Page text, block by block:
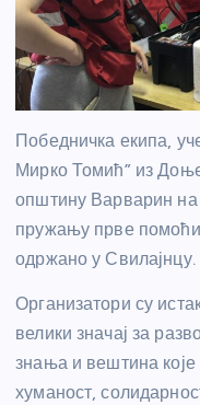
Победничка екипа,
Мирко Томић” из
општину Варварин
пружању прве
одржано у Свилајнцу.
Организатори су
велики значај за
знања и вештина које
хуманост,